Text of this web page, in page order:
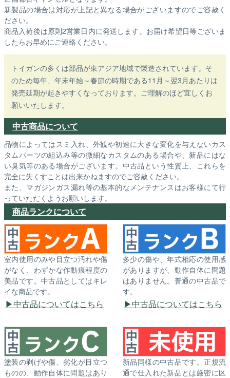
新製品の場合は対応が上記と異なる場合がございますのでご容赦く
ださい。
商品入荷後は原則2営業日内に発送します。お届け希望日等ございま
したらお早めにご連絡ください。
トイガンの多くは部品が東アジア地域で製造されています。そ
のため毎年、年末年始～春節の時期である11月～翌3月あたりは
発売延期が起きやすくなっております。ご理解のほど宜しくお
願いいたします。
中古商品について
品物によってはスミ入れ、外観や初速に大きな変化を与えないカス
タムパーツの組込み等の微細なカスタムのある場合や、新品にはな
い臭気等のある場合がございます。中古品という性質上、これらを
完全に失くすことは出来かねますのでご容赦ください。
また、マガジンガス漏れ等の基本的なメンテナンスはお客様にて行
っていただくようお願いします。
商品ランクについて
室内使用のみや目立つ汚れや傷
がなく、わずかな作動痕程度の
美品です。中古品としてはキレ
イな商品です。
中古品についてはこちら
多少の傷や、年式相応の使用感
がありますが、動作自体に問題
はありません。普通の中古品で
す。
中古品についてはこちら
塗装の剥げや傷、劣化が目立つ
ものの、動作自体に問題はあり
新品同様の中古品です。正規流
通で仕入れた新品とは厳密に区